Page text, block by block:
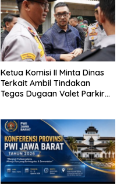
Ketua Komisi II Minta Dinas
Terkait Ambil Tindakan
Tegas Dugaan Valet Parkir